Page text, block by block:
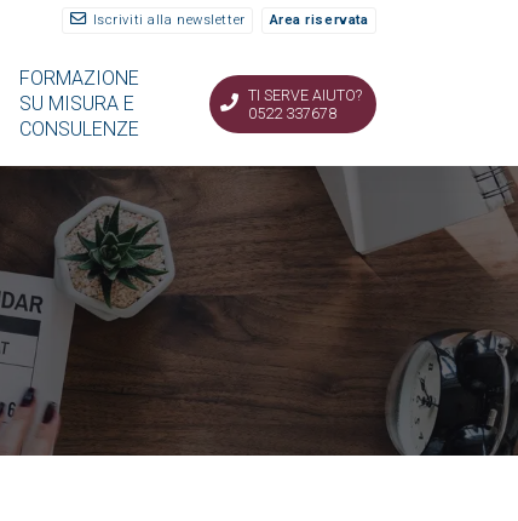
Iscriviti alla newsletter Area riservata
FORMAZIONE
SU MISURA E
CONSULENZE
TI SERVE AIUTO?
0522 337678